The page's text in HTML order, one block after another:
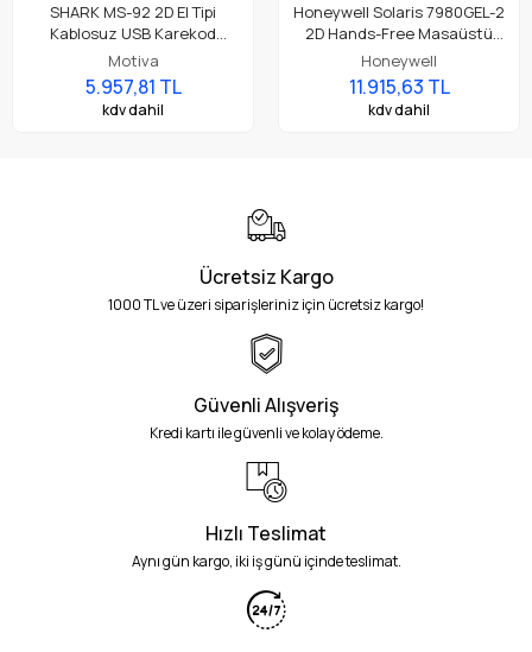
SHARK MS-92 2D El Tipi
Kablosuz USB Karekod
Barkod Okuyucu
Motiva
5.957,81 TL
kdv dahil
Honeywell Solaris 7980GEL-2
2D Hands-Free Masaüstü
Çok Yönlü Barkod Okuyucu
Honeywell
11.915,63 TL
kdv dahil
Ücretsiz Kargo
1000 TL ve üzeri siparişleriniz için ücretsiz kargo!
Güvenli Alışveriş
Kredi kartı ile güvenli ve kolay ödeme.
Hızlı Teslimat
Aynı gün kargo, iki iş günü içinde teslimat.